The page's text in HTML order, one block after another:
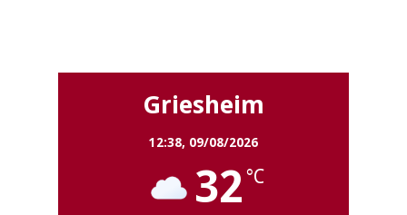
Griesheim
12:38, 09/08/2026
32 °C